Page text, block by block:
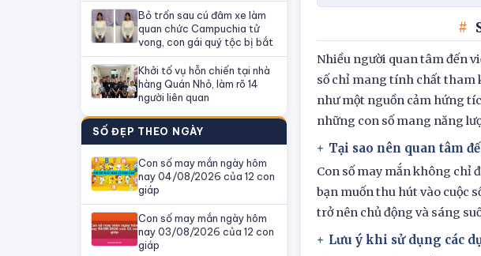
Bỏ trốn sau cú đâm xe làm
quan chức Campuchia tử
vong, con gái quý tộc bị bắt
Khởi tố vụ hỗn chiến tại nhà
hàng Quán Nhỏ, làm rõ 14
người liên quan
SỐ ĐẸP THEO NGÀY
Con số may mắn ngày hôm
nay 04/08/2026 của 12 con
giáp
Con số may mắn ngày hôm
nay 03/08/2026 của 12 con
giáp
Nhiều người quan tâm đến
số chỉ mang tính chất tham
như một nguồn cảm hứng
những con số mang năng
Tại sao nên quan tâm
Con số may mắn không chỉ
bạn muốn thu hút vào cuộc
trở nên chủ động và sáng
Lưu ý khi sử dụng các